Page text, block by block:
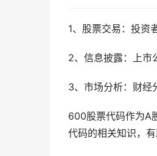
1、股票交易：投资
2、信息披露：上市
3、市场分析：财经
600股票代码作为A
代码的相关知识，